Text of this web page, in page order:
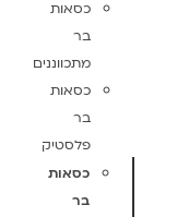
כסאות
בר
מתכווננים
כסאות
בר
פלסטיק
כסאות
בר